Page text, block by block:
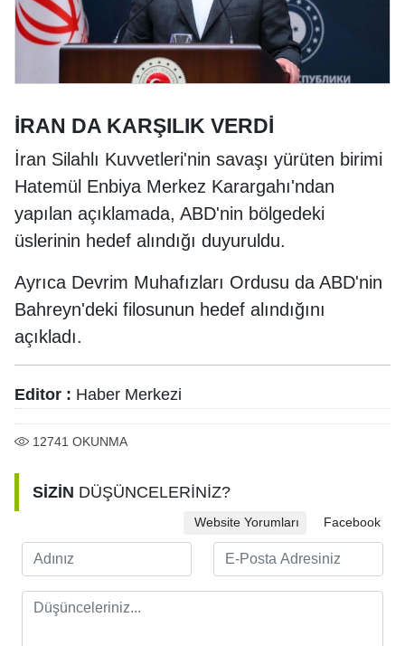
İRAN DA KARŞILIK VERDİ
İran Silahlı Kuvvetleri'nin savaşı yürüten birimi
Hatemül Enbiya Merkez Karargahı'ndan
yapılan açıklamada, ABD'nin bölgedeki
üslerinin hedef alındığı duyuruldu.
Ayrıca Devrim Muhafızları Ordusu da ABD'nin
Bahreyn'deki filosunun hedef alındığını
açıkladı.
Editor : Haber Merkezi
12741 OKUNMA
SİZİN DÜŞÜNCELERİNİZ?
Website Yorumları Facebook